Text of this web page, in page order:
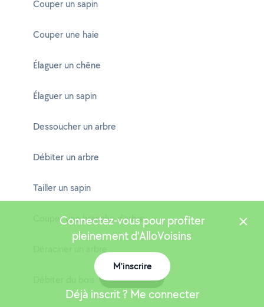
Couper un sapin
Couper une haie
Élaguer un chêne
Élaguer un sapin
Dessoucher un arbre
Débiter un arbre
Tailler un sapin
Couper une branche d'arbre
Connectez-vous pour profiter
pleinement d'AlloVoisins
M'inscrire
Déjà inscrit ? Me connecter